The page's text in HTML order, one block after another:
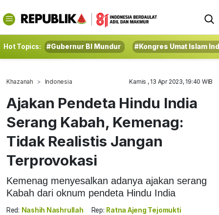
Hot Topics: #Gubernur BI Mundur #Kongres Umat Islam
Khazanah Indonesia Kamis , 13 Apr 2023, 19:40 WIB
Ajakan Pendeta Hindu India
Serang Kabah, Kemenag:
Tidak Realistis Jangan
Terprovokasi
Kemenag menyesalkan adanya ajakan serang
Kabah dari oknum pendeta Hindu India
Red: Nashih Nashrullah Rep: Ratna Ajeng Tejomukti